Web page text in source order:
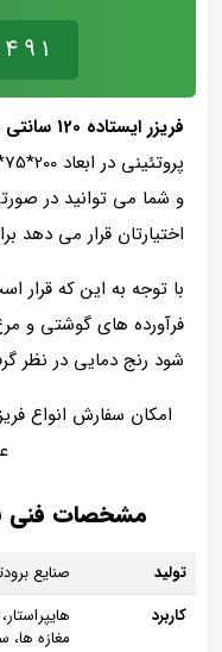
فریزر ایستاده 120 سانتی طرح ساید
و شما می توانید در
اختیارتان قرار می دهد
با توجه به این که قرار
فرآورده های گوشتی و
شود رنج دمایی در نظر
امکان سفارش انواع
مشخصات فنی فریزر
تولید
صنایع
کاربرد
مغازه ها،